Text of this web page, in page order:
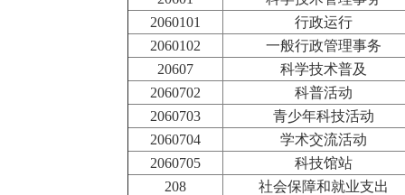
2060101
行政运行
2060102
一般行政管理事务
20607
科学技术普及
2060702
科普活动
2060703
青少年科技活动
2060704
学术交流活动
2060705
科技馆站
208
社会保障和就业支出